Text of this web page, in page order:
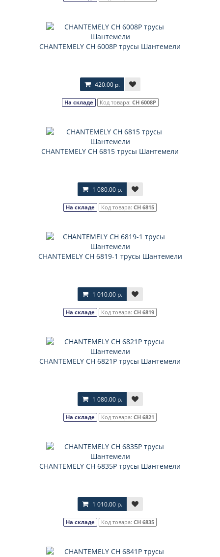
CHANTEMELY CH 6008P трусы Шантемели
420.00 р.
На складе Код товара: CH 6008P
CHANTEMELY CH 6815 трусы Шантемели
1 080.00 р.
На складе Код товара: CH 6815
CHANTEMELY CH 6819-1 трусы Шантемели
1 010.00 р.
На складе Код товара: CH 6819
CHANTEMELY CH 6821Р трусы Шантемели
1 080.00 р.
На складе Код товара: CH 6821
CHANTEMELY CH 6835Р трусы Шантемели
1 010.00 р.
На складе Код товара: CH 6835